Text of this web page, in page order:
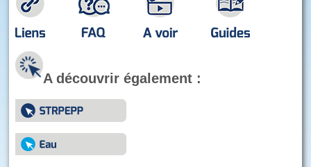
A découvrir également :